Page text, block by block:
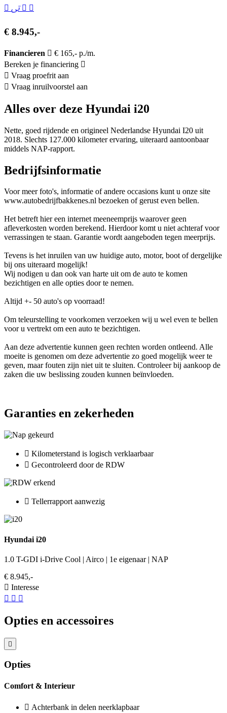
€ 8.945,-
Financieren
€ 165,- p./m.
Bereken je financiering
Vraag proefrit aan
Vraag inruilvoorstel aan
Alles over deze Hyundai i20
Nette, goed rijdende en origineel Nederlandse Hyundai I20 uit
2018. Slechts 127.000 kilometer ervaring, uiteraard aantoonbaar
middels NAP-rapport.
Bedrijfsinformatie
Voor meer foto's, informatie of andere occasions kunt u onze site
www.autobedrijfbakkenes.nl bezoeken of gerust even bellen.
Het betreft hier een internet meeneemprijs waarover geen
afleverkosten worden berekend. Hierdoor komt u niet achteraf voor
verrassingen te staan. Garantie wordt aangeboden tegen meerprijs.
Tevens is het inruilen van uw huidige auto, motor, boot of dergelijke
bij ons uiteraard mogelijk!
Wij nodigen u dan ook van harte uit om de auto te komen
bezichtigen en alle opties door te nemen.
Altijd +- 50 auto's op voorraad!
Om teleurstelling te voorkomen verzoeken wij u wel even te bellen
voor u vertrekt om een auto te bezichtigen.
Aan deze advertentie kunnen geen rechten worden ontleend. Alle
moeite is genomen om deze advertentie zo goed mogelijk weer te
geven, maar fouten zijn niet uit te sluiten. Controleer bij aankoop de
zaken die uw beslissing zouden kunnen beïnvloeden.
Garanties en zekerheden
Kilometerstand is logisch verklaarbaar
Gecontroleerd door de RDW
Tellerrapport aanwezig
Hyundai i20
1.0 T-GDI i-Drive Cool | Airco | 1e eigenaar | NAP
€ 8.945,-
Interesse
Opties en accessoires
Opties
Comfort & Interieur
Achterbank in delen neerklapbaar